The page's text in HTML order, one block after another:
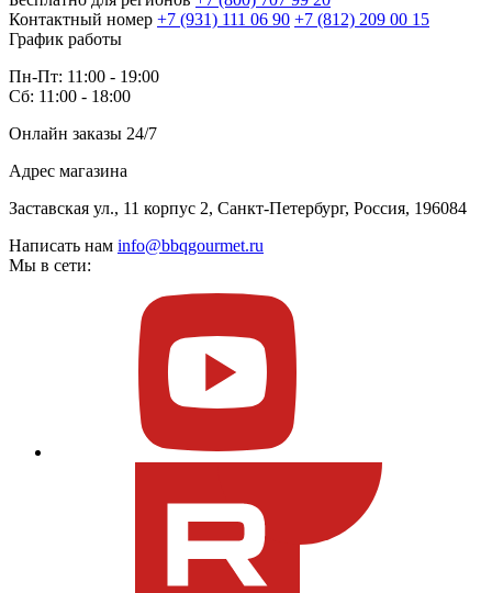
Контактный номер +7 (931) 111 06 90 +7 (812) 209 00 15
График работы
Пн-Пт: 11:00 - 19:00
Сб: 11:00 - 18:00
Онлайн заказы 24/7
Адрес магазина
Заставская ул., 11 корпус 2, Санкт-Петербург, Россия, 196084
Написать нам info@bbqgourmet.ru
Мы в сети: